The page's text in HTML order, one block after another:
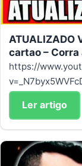
ATUALIZADO
cartao –
https://
Ler artigo